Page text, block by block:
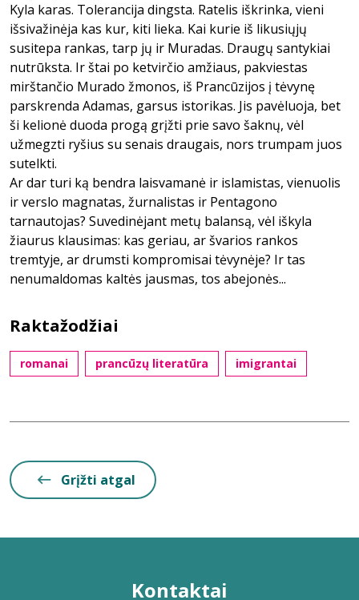
Kyla karas. Tolerancija dingsta. Ratelis iškrinka, vieni
išsivažinėja kas kur, kiti lieka. Kai kurie iš likusiųjų
susitepa rankas, tarp jų ir Muradas. Draugų santykiai
nutrūksta. Ir štai po ketvirčio amžiaus, pakviestas
mirštančio Murado žmonos, iš Prancūzijos į tėvynę
parskrenda Adamas, garsus istorikas. Jis pavėluoja, bet
ši kelionė duoda progą grįžti prie savo šaknų, vėl
užmegzti ryšius su senais draugais, nors trumpam juos
sutelkti.
Ar dar turi ką bendra laisvamanė ir islamistas, vienuolis
ir verslo magnatas, žurnalistas ir Pentagono
tarnautojas? Suvedinėjant metų balansą, vėl iškyla
žiaurus klausimas: kas geriau, ar švarios rankos
tremtyje, ar drumsti kompromisai tėvynėje? Ir tas
nenumaldomas kaltės jausmas, tos abejonės...
Raktažodžiai
romanai prancūzų literatūra imigrantai
Grįžti atgal
Kontaktai